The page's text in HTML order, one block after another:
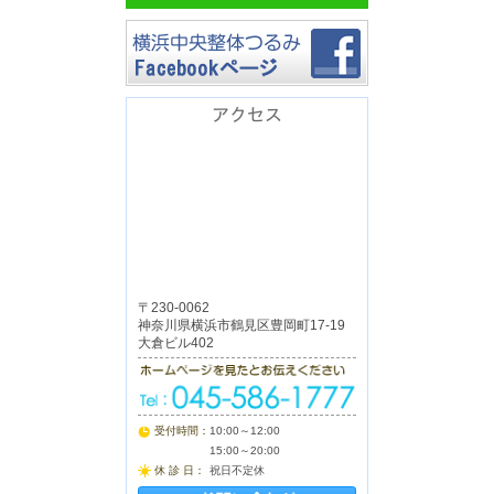
アクセス
〒230-0062
神奈川県横浜市鶴見区豊岡町17-19
大倉ビル402
受付時間： 10:00～12:00
15:00～20:00
休 診 日：
祝日不定休